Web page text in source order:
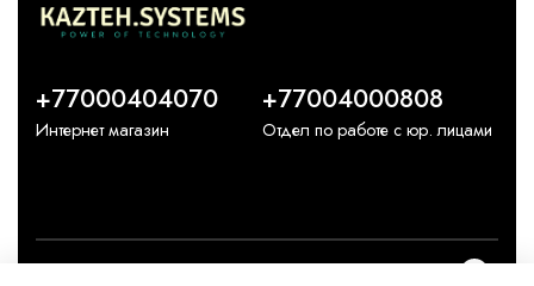
+77000404070
Интернет магазин
+77004000808
Отдел по работе с юр. лицами